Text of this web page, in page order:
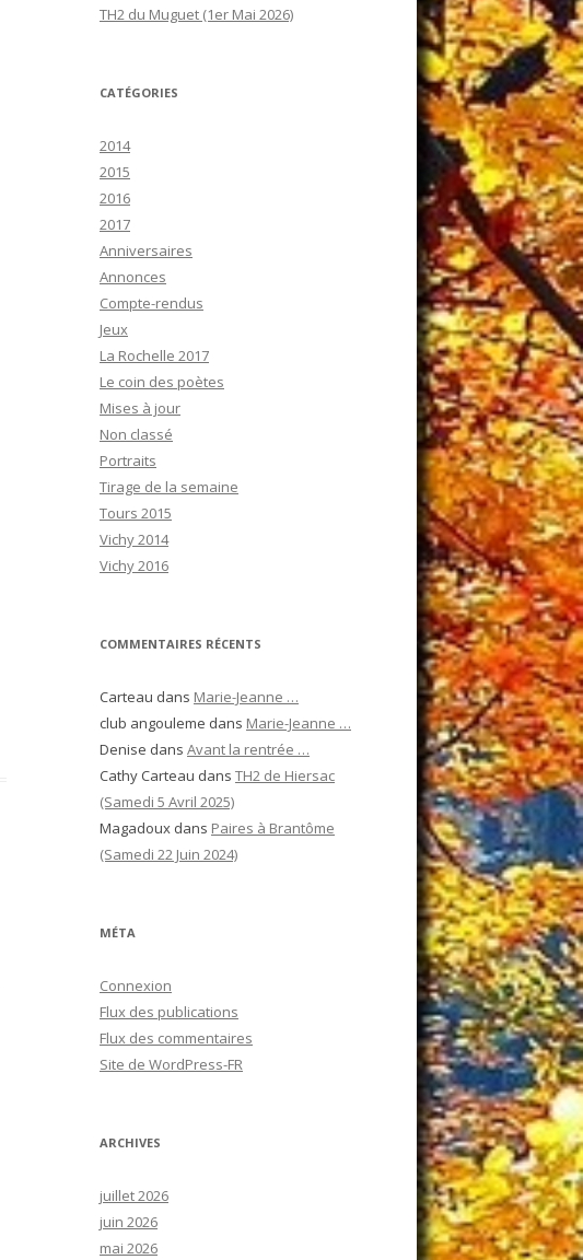
TH2 du Muguet (1er Mai 2026)
CATÉGORIES
2014
2015
2016
2017
Anniversaires
Annonces
Compte-rendus
Jeux
La Rochelle 2017
Le coin des poètes
Mises à jour
Non classé
Portraits
Tirage de la semaine
Tours 2015
Vichy 2014
Vichy 2016
COMMENTAIRES RÉCENTS
Carteau dans Marie-Jeanne …
club angouleme dans Marie-Jeanne …
Denise dans Avant la rentrée …
Cathy Carteau dans TH2 de Hiersac
(Samedi 5 Avril 2025)
Magadoux dans Paires à Brantôme
(Samedi 22 Juin 2024)
MÉTA
Connexion
Flux des publications
Flux des commentaires
Site de WordPress-FR
ARCHIVES
juillet 2026
juin 2026
mai 2026